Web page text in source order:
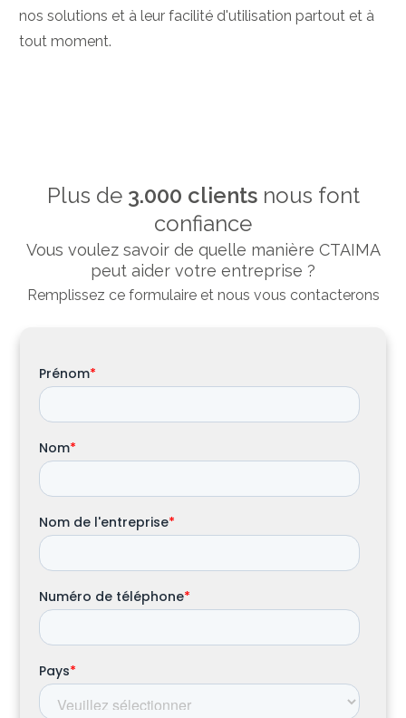
nos solutions et à leur facilité d'utilisation partout et à
tout moment.
Plus de3.000 clientsnous font
confiance
Vous voulez savoir de quelle manière CTAIMA
peut aider votre entreprise ?
Remplissez ce formulaire et nous vous contacterons